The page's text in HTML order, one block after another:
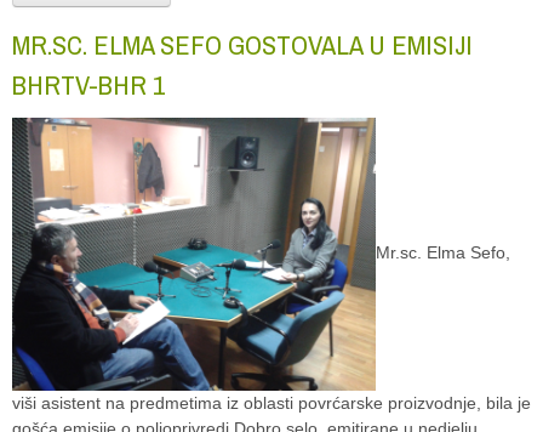
MR.SC. ELMA SEFO GOSTOVALA U EMISIJI
BHRTV-BHR 1
Mr.sc. Elma Sefo,
viši asistent na predmetima iz oblasti povrćarske proizvodnje, bila je